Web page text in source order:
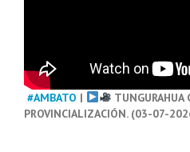
#AMBATO |
TUNGURAHUA
PROVINCIALIZACIÓN. (03-07-